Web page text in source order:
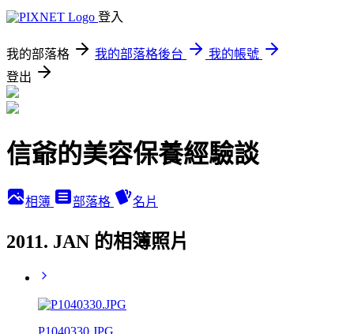
登入
我的部落格 我的部落格後台
我的帳號
登出
信爺的美容保養經驗談
相簿 部落格 名片
2011. JAN 的相簿照片
P1040330.JPG